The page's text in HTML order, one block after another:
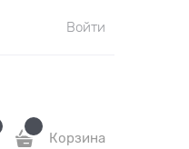
Войти
Корзина